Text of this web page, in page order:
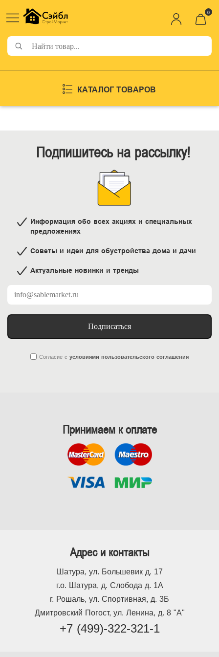
0
КАТАЛОГ ТОВАРОВ
Подпишитесь на рассылку!
Информация обо всех акциях и специальных
предложениях
Советы и идеи для обустройства дома и дачи
Актуальные новинки и тренды
Подписаться
Согласие с условиями пользовательского соглашения
Принимаем к оплате
Адрес и контакты
Шатура, ул. Большевик д. 17
г.о. Шатура, д. Слобода д. 1А
г. Рошаль, ул. Спортивная, д. 3Б
Дмитровский Погост, ул. Ленина, д. 8 "А"
+7 (499)-322-321-1